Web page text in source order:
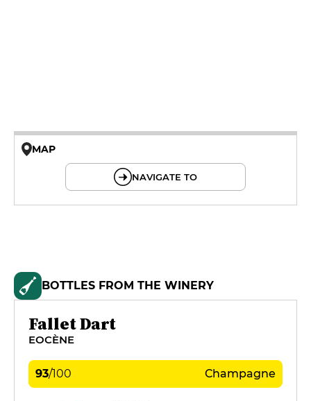
MAP
NAVIGATE TO
BOTTLES FROM THE WINERY
Fallet Dart
EOCÈNE
93/100 Champagne